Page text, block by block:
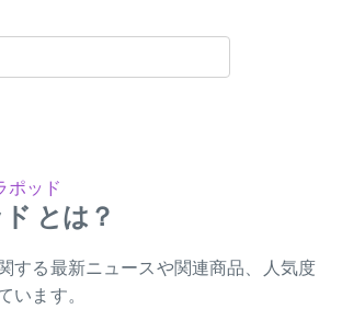
ポッド
とは？
する最新ニュースや関連商品、人気度
います。